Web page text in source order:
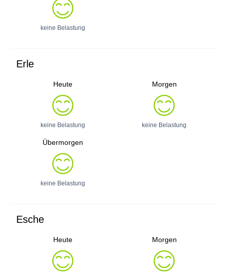
keine Belastung
Erle
Heute
keine Belastung
Morgen
keine Belastung
Übermorgen
keine Belastung
Esche
Heute Morgen